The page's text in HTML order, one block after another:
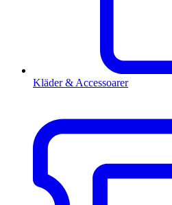
Kläder & Accessoarer